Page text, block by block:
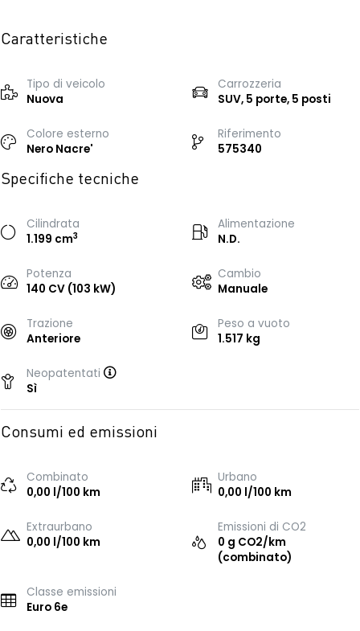
Caratteristiche
Tipo di veicolo
Nuova
Carrozzeria
SUV, 5 porte, 5 posti
Colore esterno
Nero Nacre'
Riferimento
575340
Specifiche tecniche
Cilindrata
1.199 cm3
Alimentazione
N.D.
Potenza
140 CV (103 kW)
Cambio
Manuale
Trazione
Anteriore
Peso a vuoto
1.517 kg
Neopatentati
Sì
Consumi ed emissioni
Combinato
0,00 l/100 km
Urbano
0,00 l/100 km
Extraurbano
0,00 l/100 km
Emissioni di CO2
0 g CO2/km
(combinato)
Classe emissioni
Euro 6e